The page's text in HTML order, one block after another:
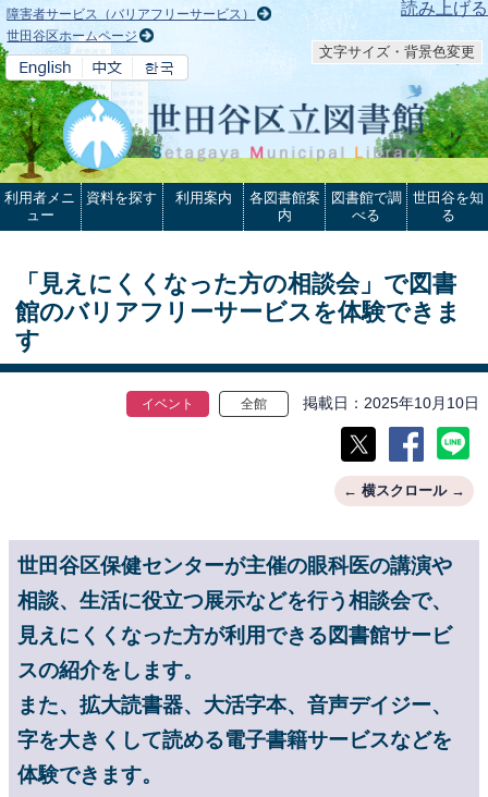
本文へ 読み上げる
障害者サービス（バリアフリーサービス）
世田谷区ホームページ
文字サイズ・背景色変更
利用者メニ
ュー
資料を探す 利用案内
各図書館案
内
図書館で調
べる
世田谷を知
る
「見えにくくなった方の相談会」で図書
館のバリアフリーサービスを体験できま
す
イベント 全館 掲載日 2025年10月10日
世田谷区保健センターが主催の眼科医の講演や
相談、生活に役立つ展示などを行う相談会で、
見えにくくなった方が利用できる図書館サービ
スの紹介をします。
また、拡大読書器、大活字本、音声デイジー、
字を大きくして読める電子書籍サービスなどを
体験できます。